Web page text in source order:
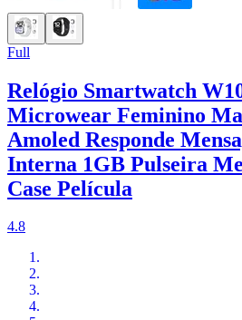
Full
Relógio Smartwatch
Microwear Feminino
Amoled Responde
Interna 1GB Pulseira
Case Película
4.8